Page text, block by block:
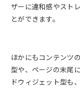
ザーに違和感やスト
とができます。
ほかにもコンテンツ
型や、ページの末尾
ドウィジェット型も